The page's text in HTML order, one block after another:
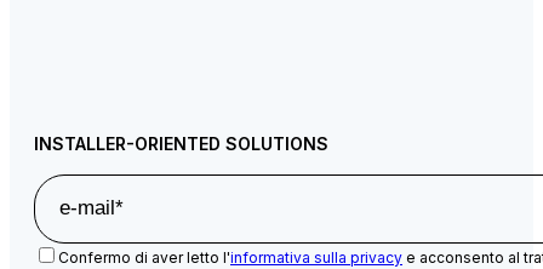
INSTALLER-ORIENTED SOLUTIONS
Confermo di aver letto l'informativa sulla privacy e acconsento al